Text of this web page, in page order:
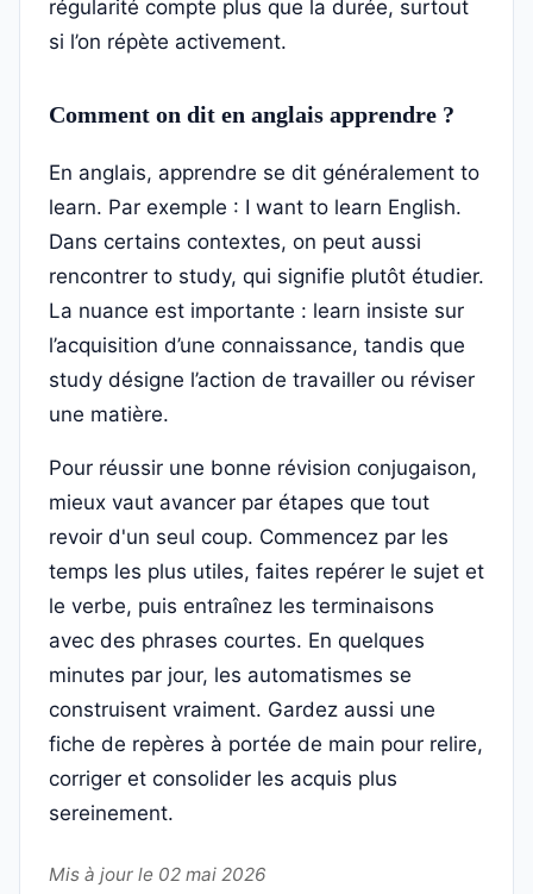
régularité compte plus que la durée, surtout
si l’on répète activement.
Comment on dit en anglais apprendre ?
En anglais, apprendre se dit généralement to
learn. Par exemple : I want to learn English.
Dans certains contextes, on peut aussi
rencontrer to study, qui signifie plutôt étudier.
La nuance est importante : learn insiste sur
l’acquisition d’une connaissance, tandis que
study désigne l’action de travailler ou réviser
une matière.
Pour réussir une bonne révision conjugaison,
mieux vaut avancer par étapes que tout
revoir d'un seul coup. Commencez par les
temps les plus utiles, faites repérer le sujet et
le verbe, puis entraînez les terminaisons
avec des phrases courtes. En quelques
minutes par jour, les automatismes se
construisent vraiment. Gardez aussi une
fiche de repères à portée de main pour relire,
corriger et consolider les acquis plus
sereinement.
Mis à jour le 02 mai 2026